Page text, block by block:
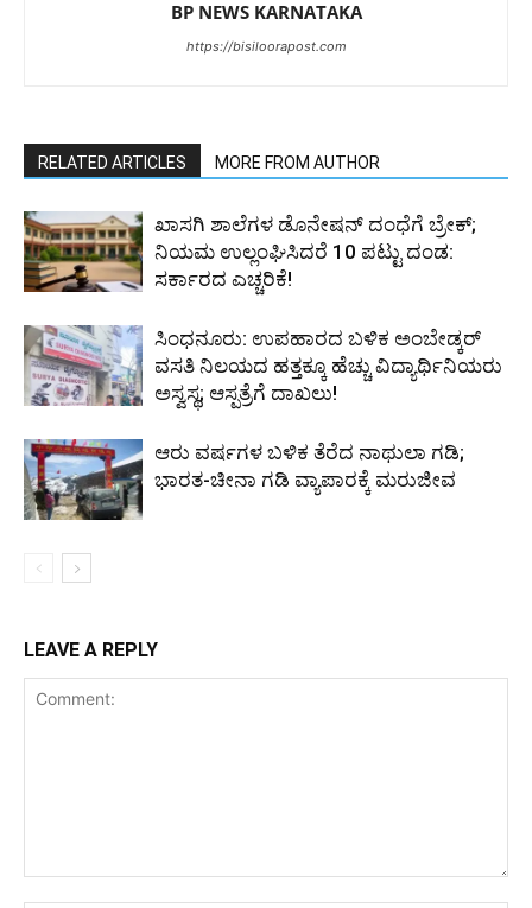
BP NEWS KARNATAKA
https://bisiloorapost.com
RELATED ARTICLES MORE FROM AUTHOR
ಖಾಸಗಿ ಶಾಲೆಗಳ ಡೊನೇಷನ್ ದಂಧೆಗೆ ಬ್ರೇಕ್;
ನಿಯಮ ಉಲ್ಲಂಘಿಸಿದರೆ 10 ಪಟ್ಟು ದಂಡ:
ಸರ್ಕಾರದ ಎಚ್ಚರಿಕೆ!
ಸಿಂಧನೂರು: ಉಪಹಾರದ ಬಳಿಕ ಅಂಬೇಡ್ಕರ್
ವಸತಿ ನಿಲಯದ ಹತ್ತಕ್ಕೂ ಹೆಚ್ಚು ವಿದ್ಯಾರ್ಥಿನಿಯರು
ಅಸ್ವಸ್ಥ; ಆಸ್ಪತ್ರೆಗೆ ದಾಖಲು!
ಆರು ವರ್ಷಗಳ ಬಳಿಕ ತೆರೆದ ನಾಥುಲಾ ಗಡಿ;
ಭಾರತ-ಚೀನಾ ಗಡಿ ವ್ಯಾಪಾರಕ್ಕೆ ಮರುಜೀವ
LEAVE A REPLY